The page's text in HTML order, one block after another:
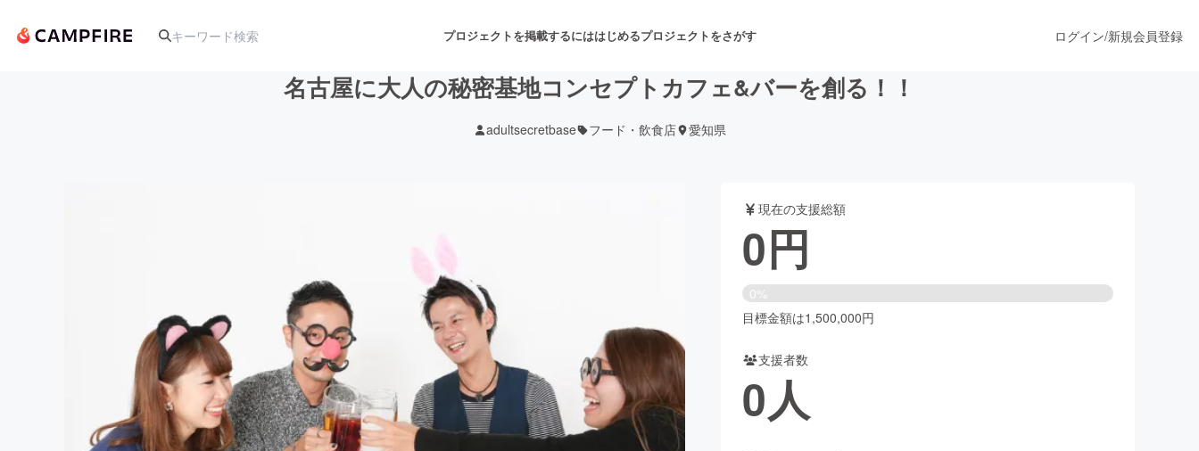
プロジェクトを掲載するにははじめるプロジェクトをさがす
舞台・パフォーマンス
ゲーム・サービス開発
映像・映画 書籍・雑誌出版
ビジネス・起業 チャレンジ ビューティー・ヘルスケア
まちづくり・地域活性化
ログイン/新規会員登録
名古屋に大人の秘密基地コンセプトカフェ&バーを創る！！
adultsecretbase フード・飲食店 愛知県
現在の支援総額
0円
0%
目標金額は1,500,000円
支援者数
0人